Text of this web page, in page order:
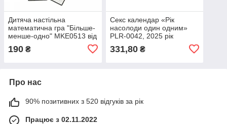
Дитяча настільна
математична гра "Більше-
менше-одно" MKE0513 від
190 ₴
Секс календар «Рік
насолоди один одним»
PLR-0042, 2025 рік
331,80₴
Про нас
90% позитивних з 520 відгуків за рік
Працює з 02.11.2022